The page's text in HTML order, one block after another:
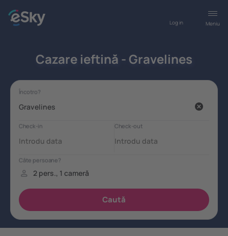
Meniu
Log in
Cazare ieftină - Gravelines